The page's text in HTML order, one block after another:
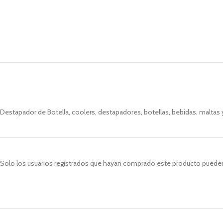
Destapador de Botella, coolers, destapadores, botellas, bebidas, maltas
Solo los usuarios registrados que hayan comprado este producto